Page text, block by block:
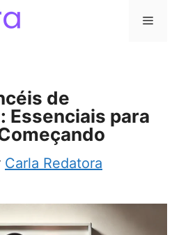
Menu
de
Essenciais para
Carla Redatora